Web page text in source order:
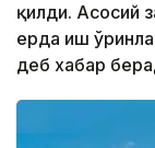
қилди. Асосий
ерда иш
деб хабар